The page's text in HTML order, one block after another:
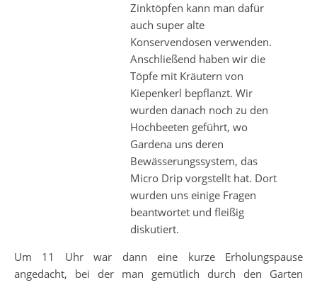
Zinktöpfen kann man dafür
auch super alte
Konservendosen verwenden.
Anschließend haben wir die
Töpfe mit Kräutern von
Kiepenkerl bepflanzt. Wir
wurden danach noch zu den
Hochbeeten geführt, wo
Gardena uns deren
Bewässerungssystem, das
Micro Drip vorgstellt hat. Dort
wurden uns einige Fragen
beantwortet und fleißig
diskutiert.
Um 11 Uhr war dann eine kurze Erholungspause
angedacht, bei der man gemütlich durch den Garten